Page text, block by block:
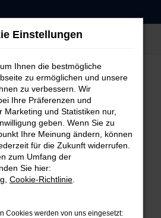
Fahrzeug-Showroom
ERROR
aufgetreten.
die dir helfen können:
Firewall und deine
Einstellungen
Ihnen die bestmögliche
zu ermöglichen und unsere
zu verbessern. Wir
Ihre Präferenzen und
Marketing und Statistiken nur,
geben. Wenn Sie zu
Ihre Meinung ändern, können
für die Zukunft widerrufen.
zum Umfang der
Sie hier:
Cookie-Richtlinie
Cookies werden von uns eingesetzt: